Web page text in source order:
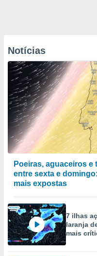
Notícias
Poeiras, aguaceiros e
entre sexta e
mais expostas
7 ilhas
laranja
mais